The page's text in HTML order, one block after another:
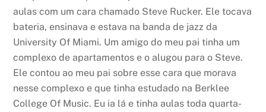
aulas com um cara chamado Steve Rucker. Ele tocava
bateria, ensinava e estava na banda de jazz da
University Of Miami. Um amigo do meu pai tinha um
complexo de apartamentos e o alugou para o Steve.
Ele contou ao meu pai sobre esse cara que morava
nesse complexo e que tinha estudado na Berklee
College Of Music. Eu ia lá e tinha aulas toda quarta-